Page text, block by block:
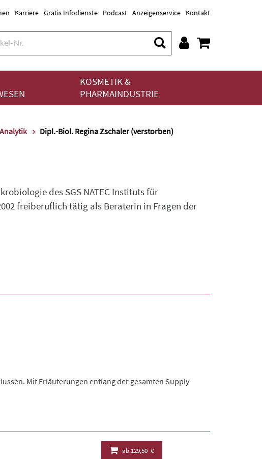
Karriere Gratis Infodienste Podcast Anzeigenservice Kontakt
KOSMETIK &
PHARMAINDUSTRIE
Dipl.-Biol. Regina Zschaler (verstorben)
des SGS NATEC Instituts für
freiberuflich tätig als Beraterin in Fragen der
Mit Erläuterungen entlang der gesamten Supply
ab129,50 €